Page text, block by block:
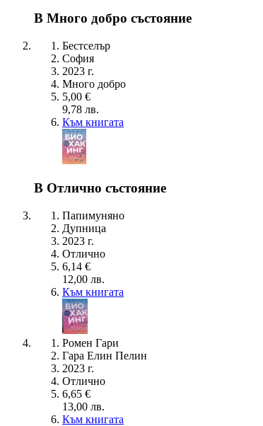
В Много добро състояние
Бестселър
София
2023 г.
Много добро
5,00 €
9,78 лв.
Към книгата
В Отлично състояние
Папимуняно
Дупница
2023 г.
Отлично
6,14 €
12,00 лв.
Към книгата
Ромен Гари
Гара Елин Пелин
2023 г.
Отлично
6,65 €
13,00 лв.
Към книгата